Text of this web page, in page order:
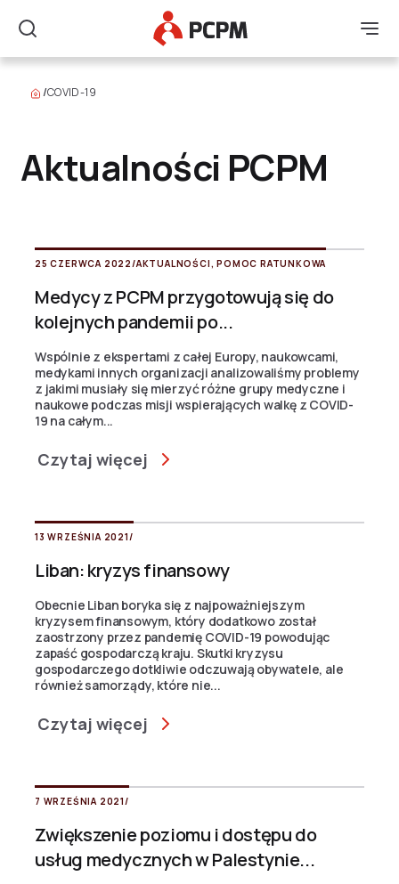
Szukaj
Główne Logo
/COVID-19
Aktualności PCPM
25 CZERWCA 2022 /AKTUALNOŚCI ,POMOC RATUNKOWA
Medycy z PCPM przygotowują się do
kolejnych pandemii po...
Wspólnie z ekspertami z całej Europy, naukowcami,
medykami innych organizacji analizowaliśmy problemy
z jakimi musiały się mierzyć różne grupy medyczne i
naukowe podczas misji wspierających walkę z COVID-
19 na całym...
Czytaj więcej
13 WRZEŚNIA 2021 /
Liban: kryzys finansowy
Obecnie Liban boryka się z najpoważniejszym
kryzysem finansowym, który dodatkowo został
zaostrzony przez pandemię COVID-19 powodując
zapaść gospodarczą kraju. Skutki kryzysu
gospodarczego dotkliwie odczuwają obywatele, ale
również samorządy, które nie...
Czytaj więcej
7 WRZEŚNIA 2021 /
Zwiększenie poziomu i dostępu do
usług medycznych w Palestynie...